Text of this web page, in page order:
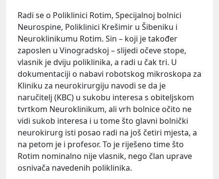
Radi se o Poliklinici Rotim, Specijalnoj bolnici
Neurospine, Poliklinici Krešimir u Šibeniku i
Neuroklinikumu Rotim. Sin – koji je također
zaposlen u Vinogradskoj – slijedi očeve stope,
vlasnik je dviju poliklinika, a radi u čak tri. U
dokumentaciji o nabavi robotskog mikroskopa za
Kliniku za neurokirurgiju navodi se da je
naručitelj (KBC) u sukobu interesa s obiteljskom
tvrtkom Neuroklinikum, ali vrh bolnice očito ne
vidi sukob interesa i u tome što glavni bolnički
neurokirurg isti posao radi na još četiri mjesta, a
na petom je i profesor. To je riješeno time što
Rotim nominalno nije vlasnik, nego član uprave
osnivača navedenih poliklinika.